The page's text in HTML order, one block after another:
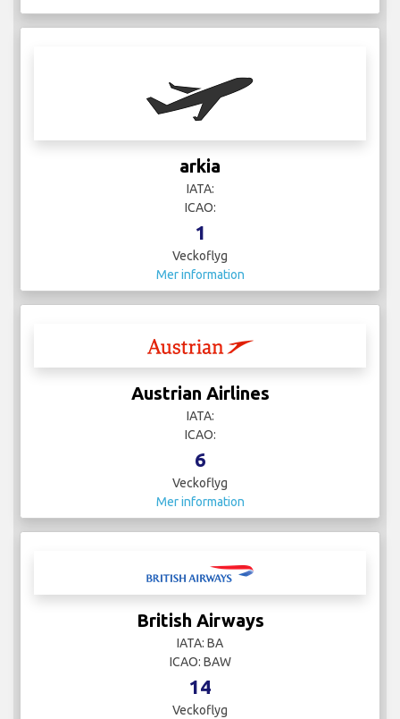
arkia
IATA:
ICAO:
1
Veckoflyg
Mer information
Austrian Airlines
IATA:
ICAO:
6
Veckoflyg
Mer information
British Airways
IATA: BA
ICAO: BAW
14
Veckoflyg